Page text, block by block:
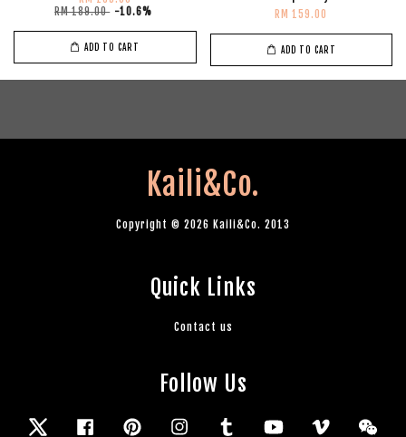
RM 189.00 -10.6%
ADD TO CART
RM 159.00
ADD TO CART
Kaili&Co.
Copyright © 2026 Kaili&Co. 2013
Quick Links
Contact us
Follow Us
Twitter Facebook Pinterest Instagram Tumblr YouTube Vimeo